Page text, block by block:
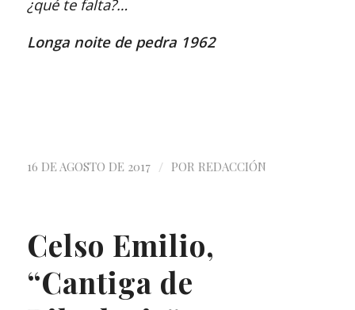
¿qué te falta?…
Longa noite de pedra 1962
16 DE AGOSTO DE 2017 / POR REDACCIÓN
Celso Emilio,
“Cantiga de